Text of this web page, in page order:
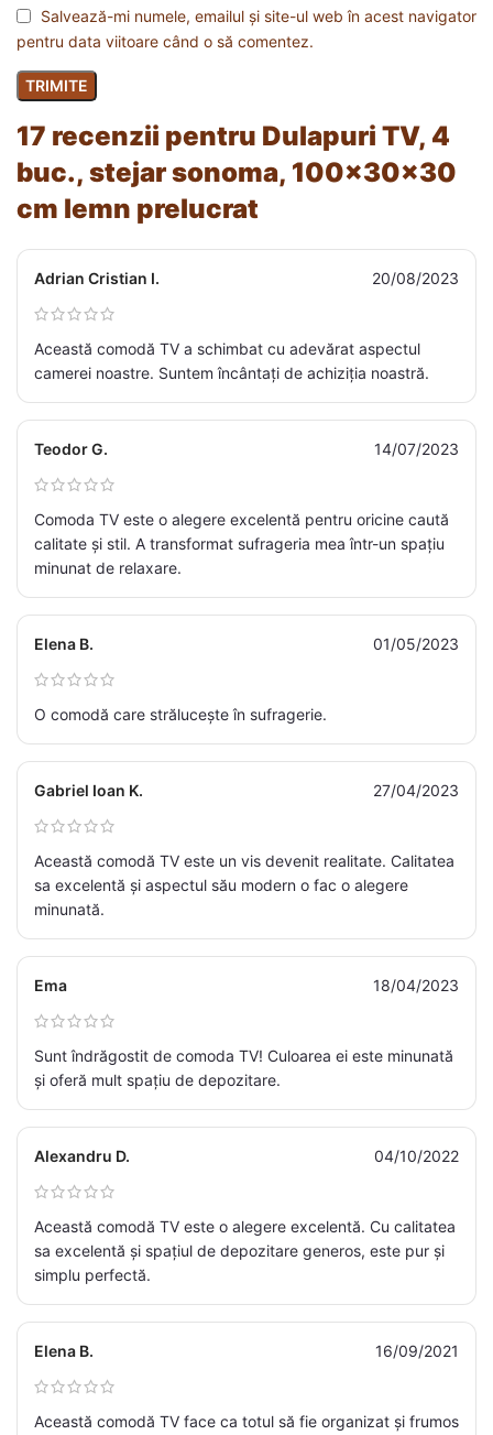
17 recenzii pentru Dulapuri TV, 4
buc., stejar sonoma, 100x30x30
cm lemn prelucrat
Adrian Cristian I. 20/08/2023
Această comodă TV a schimbat cu adevărat aspectul
camerei noastre. Suntem încântați de achiziția noastră.
Teodor G. 14/07/2023
Comoda TV este o alegere excelentă pentru oricine caută
calitate și stil. A transformat sufrageria mea într-un spațiu
minunat de relaxare.
Elena B. 01/05/2023
O comodă care strălucește în sufragerie.
Gabriel Ioan K. 27/04/2023
Această comodă TV este un vis devenit realitate. Calitatea
sa excelentă și aspectul său modern o fac o alegere
minunată.
Ema 18/04/2023
Sunt îndrăgostit de comoda TV! Culoarea ei este minunată
și oferă mult spațiu de depozitare.
Alexandru D. 04/10/2022
Această comodă TV este o alegere excelentă. Cu calitatea
sa excelentă și spațiul de depozitare generos, este pur și
simplu perfectă.
Elena B. 16/09/2021
Această comodă TV face ca totul să fie organizat și frumos
Salvează-mi numele, emailul și site-ul web în acest navigator
pentru data viitoare când o să comentez.